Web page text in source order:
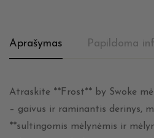
Aprašymas Papildoma
Atraskite **Frost** by Swoke
– gaivus ir raminantis derinys,
**sultingomis mėlynėmis ir